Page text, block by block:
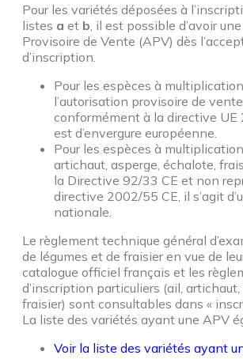
Pour les variétés déposées à
listes a et b , il est possible d’avoir
Provisoire de Vente (APV) dès
d’inscription.
Pour les espèces à
l’autorisation provisoire de
conformément à la directive UE
est d’envergure européenne.
Pour les espèces à
artichaut, asperge, échalote,
la Directive 92/33 CE et non
directive 2002/55 CE, il s’agit
nationale.
Le règlement technique général
de légumes et de fraisier en vue de
catalogue officiel français et les
d’inscription particuliers (ail, artichaut,
fraisier) sont consultables dans «
La liste des variétés ayant une APV
Voir la liste des variétés ayant